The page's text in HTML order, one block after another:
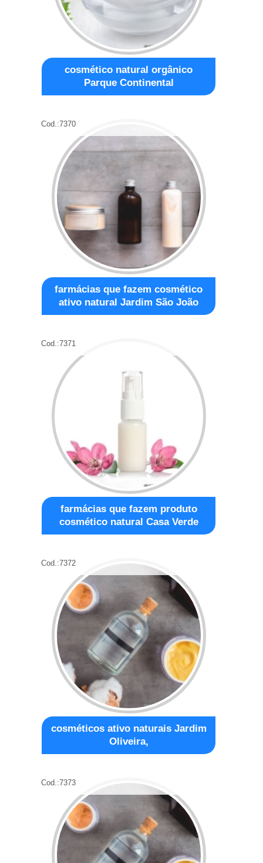
cosmético natural orgânico
Parque Continental
Cod.:7370
farmácias que fazem cosmético
ativo natural Jardim São João
Cod.:7371
farmácias que fazem produto
cosmético natural Casa Verde
Cod.:7372
cosméticos ativo naturais Jardim
Oliveira,
Cod.:7373